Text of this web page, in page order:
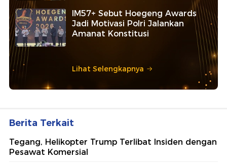
IM57+ Sebut Hoegeng Awards
Jadi Motivasi Polri Jalankan
Amanat Konstitusi
Lihat Selengkapnya
Berita Terkait
Tegang, Helikopter Trump Terlibat Insiden dengan
Pesawat Komersial